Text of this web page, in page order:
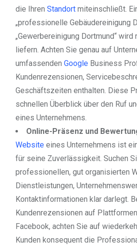
die Ihren Standort miteinschließt.
„professionelle Gebäudereinigung
„Gewerbereinigung Dortmund“
liefern. Achten Sie genau auf
umfassenden Google Business
Kundenrezensionen,
Geschäftszeiten enthalten. Diese
schnellen Überblick über den Ruf
eines Unternehmens.
Online-Präsenz und
Website eines Unternehmens ist
für seine Zuverlässigkeit. Suchen
professionellen, gut organisierten
Dienstleistungen,
Kontaktinformationen klar darlegt.
Kundenrezensionen auf
Facebook, achten Sie auf
Kunden konsequent die